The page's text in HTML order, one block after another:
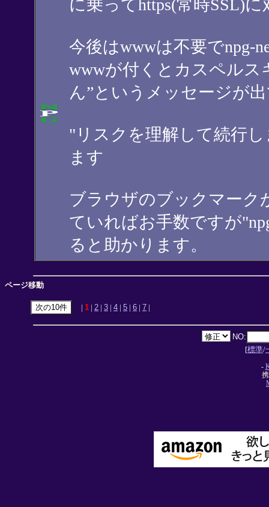
に乗ってhttps(常時SSL)
今後はwwwは不要でnpg-
wwwが付くとカスペルス
ん”というメッセージが
"リスクを理解して続行
ます
ブラウザのブックマーク
ていればお手数ですが
ると助かります。
ページ移動
| 1 | 2 | 3 | 4 | 5 | 6 | 7 |
NO:
[標準/
-